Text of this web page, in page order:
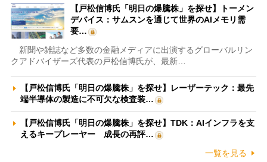
【戸松信博氏「明日の爆騰株」を探せ】トーメン
デバイス：サムスンを通じて世界のAIメモリ需
要…
新聞や雑誌など多数の金融メディアに出演するグローバルリン
クアドバイザーズ代表の戸松信博氏が、最新…
【戸松信博氏「明日の爆騰株」を探せ】レーザーテック：最先
端半導体の製造に不可欠な検査装…
【戸松信博氏「明日の爆騰株」を探せ】TDK：AIインフラを支
えるキープレーヤー 成長の再評…
一覧を見る